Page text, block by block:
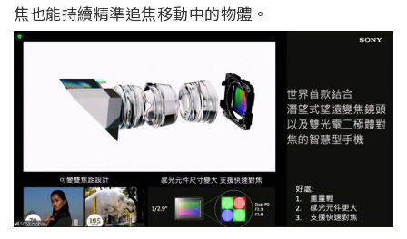
焦也能持續精準追焦移動中的物體。